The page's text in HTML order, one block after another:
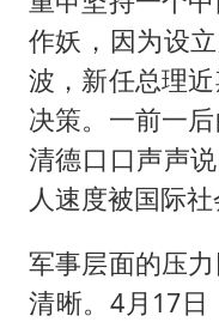
作妖，因为设
波，新任总理
决策。一前一
清德口口声声
人速度被国际社
军事层面的压
清晰。4月17日